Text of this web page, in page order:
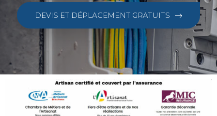
DEVIS ET DÉPLACEMENT GRATUITS